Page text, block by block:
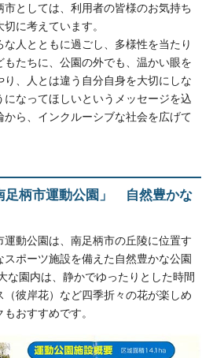
としては、利用者の皆様のお気持ち
に考えています。
人とともに過ごし、多様性を当たり
たちに、公園の外でも、温かい眼を
り、人とは違う自分自身を大切にしな
なってほしいというメッセージを込
ら、インクルーシブな社会を広げて
足柄市運動公園」 自然豊かな
動公園は、南足柄市の丘陵に位置す
ポーツ施設を備えた自然豊かな公園
な園内は、静かでゆったりとした時間
彼岸花）など四季折々の花が楽しめ
おすすめです。